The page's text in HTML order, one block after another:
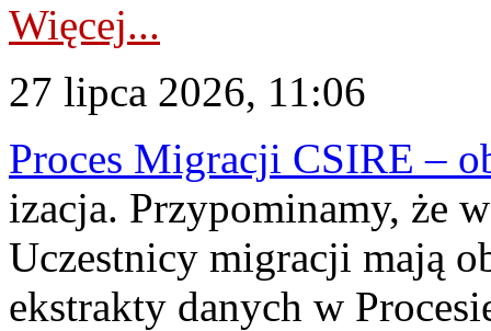
Więcej...
27 lipca 2026, 11:06
Proces Migracji CSIRE –
izacja. Przypominamy, że
Uczestnicy migracji mają
ekstrakty danych w